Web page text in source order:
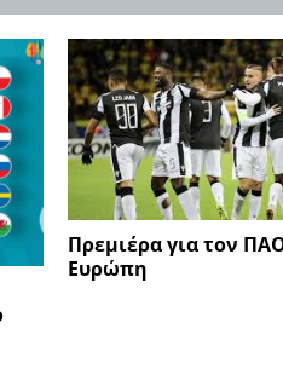
Πρεμιέρα για τον
Ευρώπη